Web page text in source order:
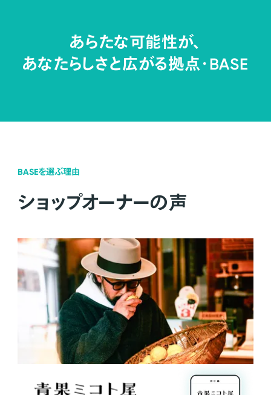
あらたな可能性が、
あなたらしさと広がる拠点・BASE
BASEを選ぶ理由
ショップオーナーの声